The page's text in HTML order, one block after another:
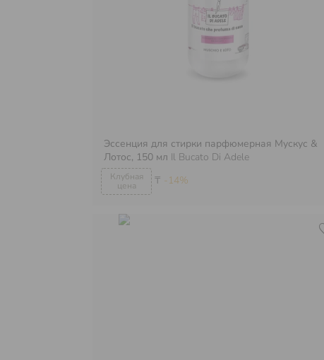
₸ -14%
Эссенция для стирки парфюмерная Мускус &
Лотос, 150 мл Il Bucato Di Adele